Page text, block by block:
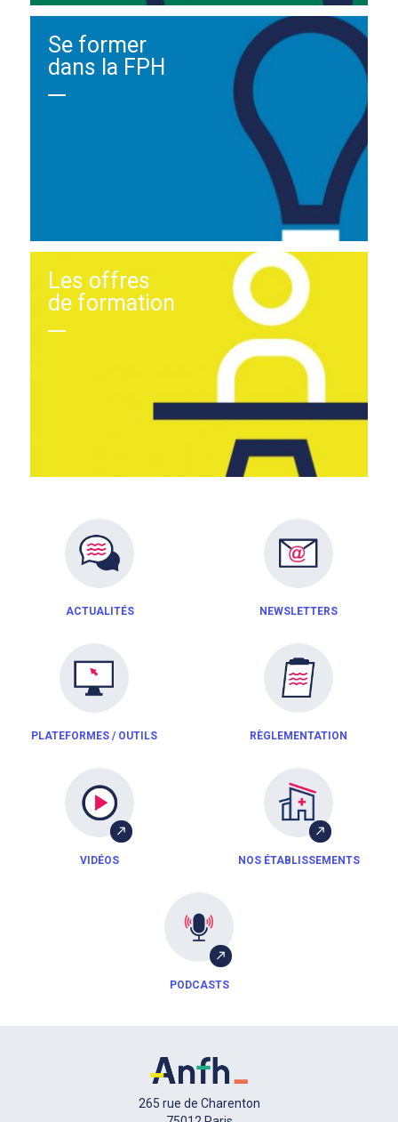
Se former
dans la FPH
Les offres
de formation
ACTUALITÉS NEWSLETTERS
PLATEFORMES / OUTILS RÈGLEMENTATION
VIDÉOS NOS ÉTABLISSEMENTS
PODCASTS
265 rue de Charenton